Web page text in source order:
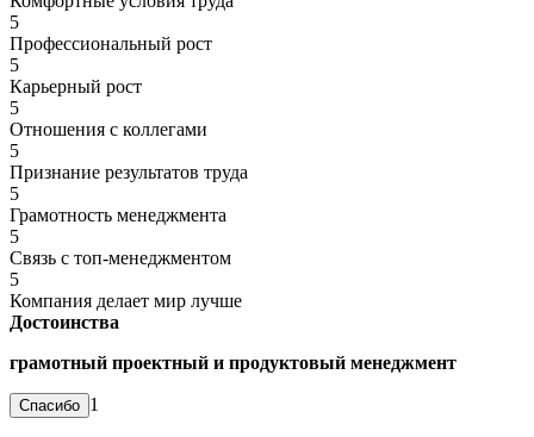
5
Профессиональный рост
5
Карьерный рост
5
Отношения с коллегами
5
Признание результатов труда
5
Грамотность менеджмента
5
Связь с топ-менеджментом
5
Компания делает мир лучше
Достоинства
грамотный проектный и продуктовый менеджмент
1